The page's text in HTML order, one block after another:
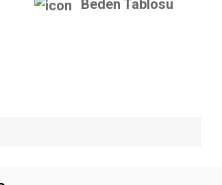
Beden Tablosu